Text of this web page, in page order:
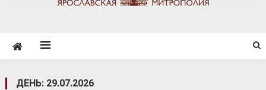
ДЕНЬ: 29.07.2026